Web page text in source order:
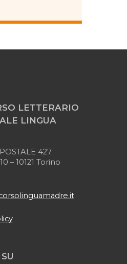
LETTERARIO
LINGUA
427
– 10121 Torino